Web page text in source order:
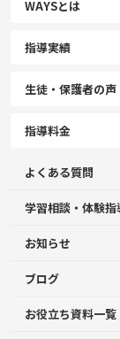
WAYSとは
指導実績
生徒・保護者の声
指導料金
よくある質問
学習相談・体験指
お知らせ
ブログ
お役立ち資料一覧